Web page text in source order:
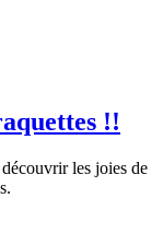
!!
les joies de